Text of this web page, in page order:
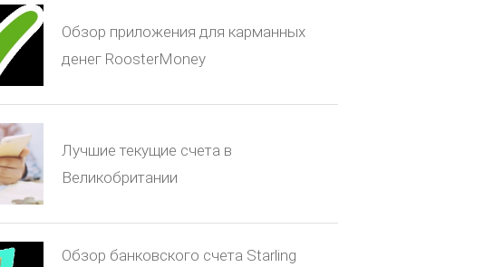
Обзор приложения для карманных
денег RoosterMoney
Лучшие текущие счета в
Великобритании
Обзор банковского счета Starling